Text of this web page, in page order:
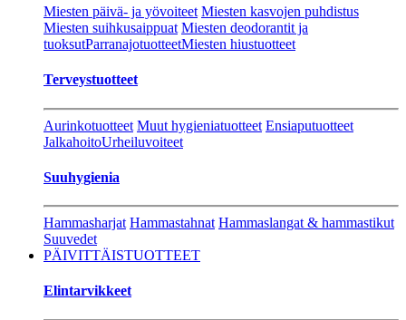
Miesten päivä- ja yövoiteet Miesten kasvojen puhdistus
Miesten suihkusaippuat Miesten deodorantit ja
tuoksutParranajotuotteetMiesten hiustuotteet
Terveystuotteet
Aurinkotuotteet Muut hygieniatuotteet Ensiaputuotteet
JalkahoitoUrheiluvoiteet
Suuhygienia
Hammasharjat Hammastahnat Hammaslangat & hammastikut
Suuvedet
PÄIVITTÄISTUOTTEET
Elintarvikkeet